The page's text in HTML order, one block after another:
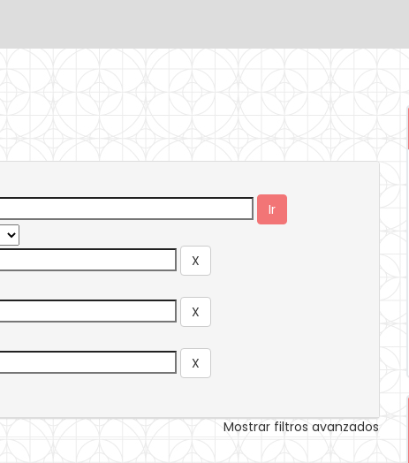
Mostrar filtros avanzados